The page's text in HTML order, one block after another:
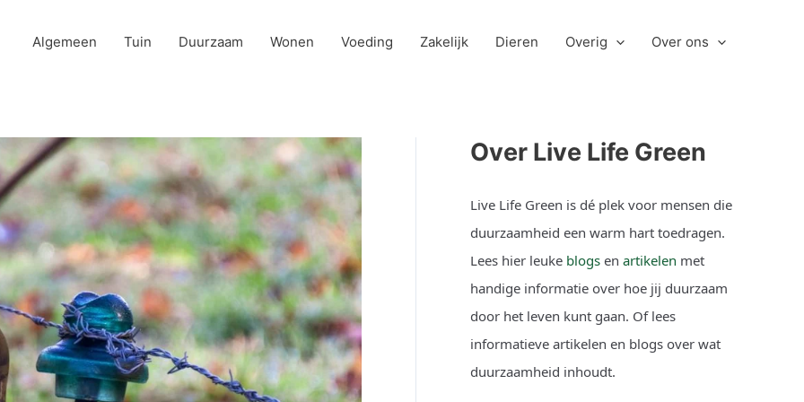
Algemeen Tuin Duurzaam Wonen Voeding Zakelijk Dieren Overig Over ons
Over Live Life Green
Live Life Green is dé plek voor mensen die
duurzaamheid een warm hart toedragen.
Lees hier leuke blogs en artikelen met
handige informatie over hoe jij duurzaam
door het leven kunt gaan. Of lees
informatieve artikelen en blogs over wat
duurzaamheid inhoudt.